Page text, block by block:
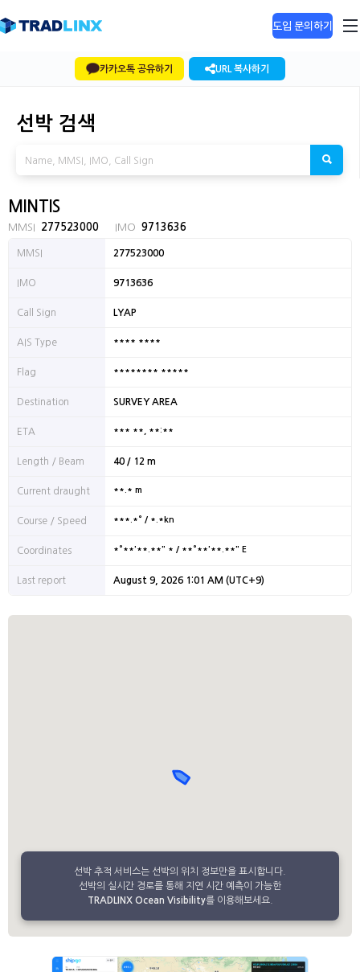
도입 문의하기
카카오톡 공유하기 URL 복사하기
선박 검색
MINTIS
MMSI 277523000 IMO 9713636
MMSI 277523000
IMO 9713636
Call Sign LYAP
AIS Type **** ****
Flag ******** *****
Destination SURVEY AREA
ETA *** **, **:**
Length / Beam 40 / 12 m
Current draught **.* m
Course / Speed ***.*° / *.*kn
Coordinates *°**'**.**" * / **°**'**.**" E
Last report August 9, 2026 1:01 AM (UTC+9)
선박 추적 서비스는 선박의 위치 정보만을 표시합니다.
선박의 실시간 경로를 통해 지연 시간 예측이 가능한
TRADLINX Ocean Visibility를 이용해보세요.